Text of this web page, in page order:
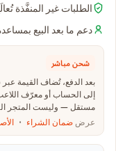
الطلبات غير المنفَّذة
دعم ما بعد البيع
شحن مباشر
بعد الدفع، تُضاف القيمة
مستقل — وليست المتجر
عرض ضمان الشراء ·